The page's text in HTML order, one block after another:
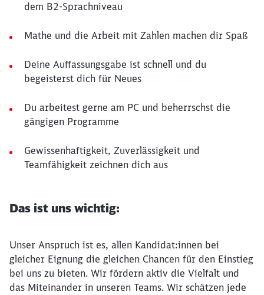
dem B2-Sprachniveau
Mathe und die Arbeit mit Zahlen machen dir Spaß
Deine Auffassungsgabe ist schnell und du
begeisterst dich für Neues
Du arbeitest gerne am PC und beherrschst die
gängigen Programme
Gewissenhaftigkeit, Zuverlässigkeit und
Teamfähigkeit zeichnen dich aus
Das ist uns wichtig:
Unser Anspruch ist es, allen Kandidat:innen bei
gleicher Eignung die gleichen Chancen für den Einstieg
bei uns zu bieten. Wir fördern aktiv die Vielfalt und
das Miteinander in unseren Teams. Wir schätzen jede